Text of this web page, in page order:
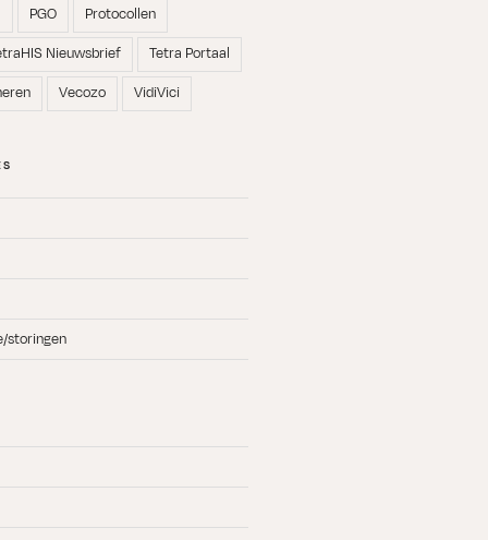
PGO
Protocollen
Nieuwsbrief
Tetra Portaal
Vecozo VidiVici
storingen